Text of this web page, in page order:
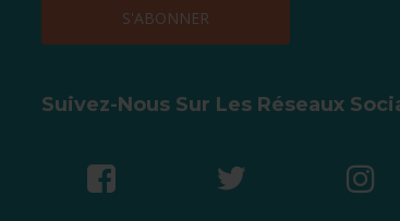
Suivez-Nous Sur Les Réseaux